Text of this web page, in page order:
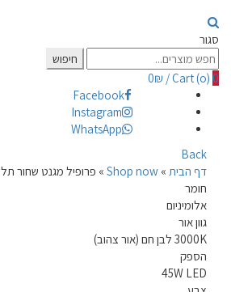
סגור
Search
for:
חיפוש
Cart (o) 0
/
0₪
Facebook
Instagram
WhatsApp
Back
דף הבית »
Shop now
» פרופיל מגנט שחור תליה 120
חומר
אלומיניום
גוון אור
3000K לבן חם (אור צהוב)
הספק
45W LED